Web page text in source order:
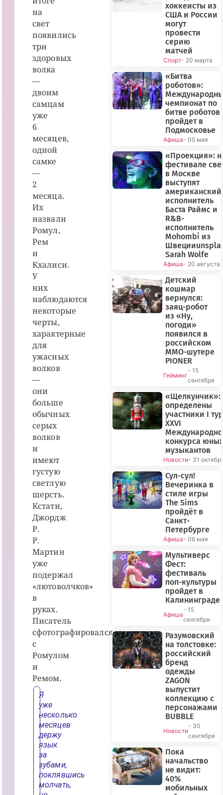
на
свет
появились
три
здоровых
волка
—
двоим
самцам
уже
6
месяцев,
одной
самке
—
2
месяца.
Их
назвали
Ромул,
Рем
и
Кхалиси.
У
них
наблюдаются
некоторые
черты,
характерные
для
ужасных
волков
—
они
больше
обычных
серых
волков
и
имеют
густую
светлую
шерсть.
Кстати,
Джордж
Р.
Р.
Мартин
уже
подержал
«лютоволчков»
в
руках.
Писатель
сфотографировался
с
Ромулом
и
Ремом.
Я
уже
несколько
месяцев
держу
язык
за
зубами,
поклявшись
молчать,
хоккеисты из
США и России
могут
провести
серию
матчей
Спорт- 20 марта
«Битва
роботов»:
чемпионат по
битве роботов
пройдет в
Подмосковье
Афиша- 05 мая
«Проекция»:
фестивале
в Москве
выступят
американский
исполнитель
Баста Раймс и
R&B-
исполнитель
Mohombi из
Sarah Wolfe
Афиша- 20 августа
Детский
кошмар
вернулся:
заяц-робот
из «Ну,
погоди»
появился в
российском
MMO-шутере
PIONER
Гейминг
- 15
сентября
«Щелкунчик»:
определены
участники I
XXVI
конкурса юных
музыкантов
Новости- 31
Сул-сул!
Вечеринка в
стиле игры
The Sims
пройдёт в
Санкт-
Петербурге
Афиша- 06 мая
Мультиверс
Фест:
фестиваль
поп-культуры
пройдет в
Калининграде
Афиша
- 15
сентября
Разумовский
на толстовке:
российский
бренд
одежды
ZAGON
выпустит
коллекцию с
персонажами
BUBBLE
Новости
- 30
сентября
Пока
начальство
не видит:
40%
мобильных